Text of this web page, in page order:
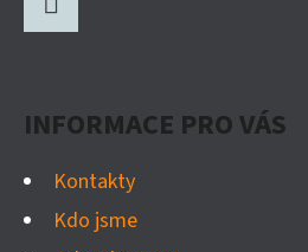
INFORMACE PRO VÁS
Kontakty
Kdo jsme